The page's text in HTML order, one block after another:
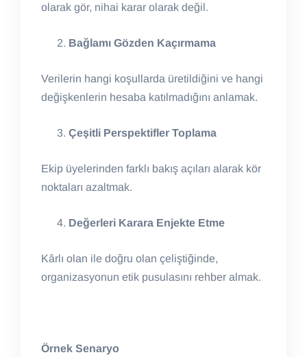
olarak gör, nihai karar olarak değil.
Bağlamı Gözden Kaçırmama
Verilerin hangi koşullarda üretildiğini ve hangi
değişkenlerin hesaba katılmadığını anlamak.
Çeşitli Perspektifler Toplama
Ekip üyelerinden farklı bakış açıları alarak kör
noktaları azaltmak.
Değerleri Karara Enjekte Etme
Kârlı olan ile doğru olan çeliştiğinde,
organizasyonun etik pusulasını rehber almak.
Örnek Senaryo